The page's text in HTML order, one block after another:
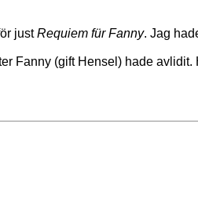
justRequiem für Fanny. Jag
Fanny (gift Hensel) hade